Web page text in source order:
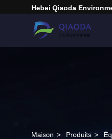
Hebei Qiaoda
Maison > Produits >